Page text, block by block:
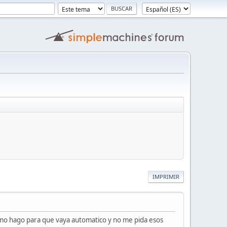
IMPRIMIR
hago para que vaya automatico y no me pida esos